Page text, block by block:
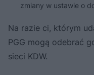
zmiany w ustawie o
Na razie ci, którym
PGG mogą odebrać
sieci KDW.